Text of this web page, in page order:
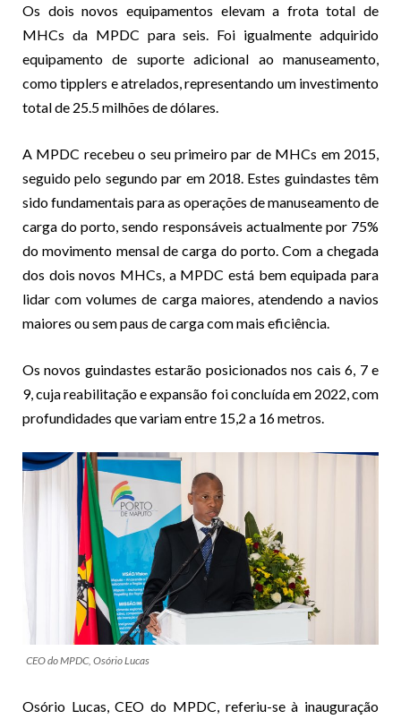
Os dois novos equipamentos elevam a frota total de
MHCs da MPDC para seis. Foi igualmente adquirido
equipamento de suporte adicional ao manuseamento,
como tipplers e atrelados, representando um investimento
total de 25.5 milhões de dólares.
A MPDC recebeu o seu primeiro par de MHCs em 2015,
seguido pelo segundo par em 2018. Estes guindastes têm
sido fundamentais para as operações de manuseamento de
carga do porto, sendo responsáveis actualmente por 75%
do movimento mensal de carga do porto. Com a chegada
dos dois novos MHCs, a MPDC está bem equipada para
lidar com volumes de carga maiores, atendendo a navios
maiores ou sem paus de carga com mais eficiência.
Os novos guindastes estarão posicionados nos cais 6, 7 e
9, cuja reabilitação e expansão foi concluída em 2022, com
profundidades que variam entre 15,2 a 16 metros.
CEO do MPDC, Osório Lucas
Osório Lucas, CEO do MPDC, referiu-se à inauguração